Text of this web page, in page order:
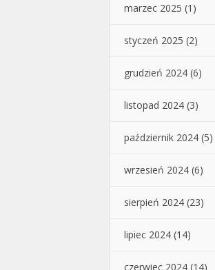
marzec 2025 (1)
styczeń 2025 (2)
grudzień 2024 (6)
listopad 2024 (3)
październik 2024 (5)
wrzesień 2024 (6)
sierpień 2024 (23)
lipiec 2024 (14)
czerwiec 2024 (14)